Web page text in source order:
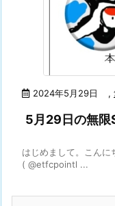
2024年5月29日 ,
5月29日の無限
はじめまして。こんに
( @etfcpointl ...